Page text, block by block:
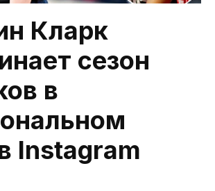
Кларк
сезон
в
Instagram